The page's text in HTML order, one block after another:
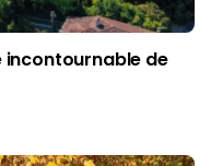
incontournable de